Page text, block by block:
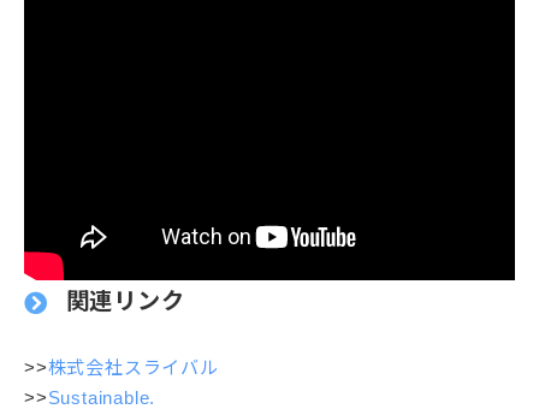
関連リンク
>>株式会社スライバル
>>Sustainable.